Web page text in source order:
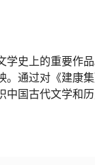
学史上的重要作
。通过对《建康
国古代文学和历